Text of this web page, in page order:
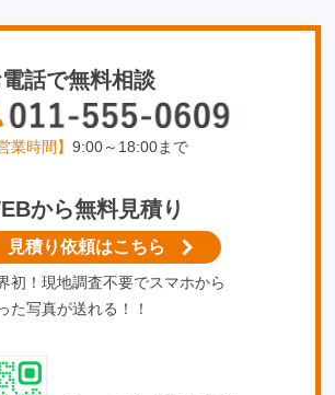
話で無料相談
業時間】 9:00～18:00まで
から無料見積り
見積り依頼はこちら
初！現地調査不要でスマホから
た写真が送れる！！